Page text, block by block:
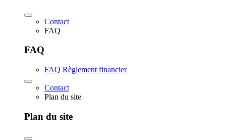
Contact
FAQ
FAQ
FAQ Règlement financier
Contact
Plan du site
Plan du site